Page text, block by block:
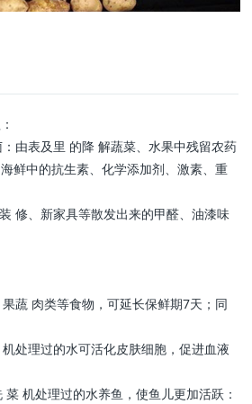
由表及里 的降 解蔬菜、水果中残留农药
鲜中的抗生素、化学添加剂、激素、重
修、新家具等散发出来的甲醛、油漆味
蔬 肉类等食物，可延长保鲜期7天；同
处理过的水可活化皮肤细胞，促进血液
机处理过的水养鱼，使鱼儿更加活跃：